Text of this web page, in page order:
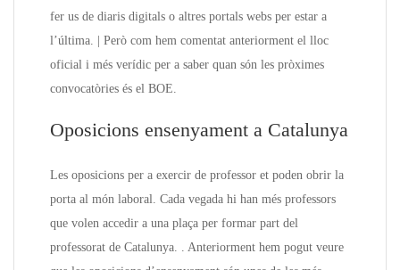
fer us de diaris digitals o altres portals webs per estar a
l’última. | Però com hem comentat anteriorment el lloc
oficial i més verídic per a saber quan són les pròximes
convocatòries és el BOE.
Oposicions ensenyament a Catalunya
Les oposicions per a exercir de professor et poden obrir la
porta al món laboral. Cada vegada hi han més professors
que volen accedir a una plaça per formar part del
professorat de Catalunya. . Anteriorment hem pogut veure